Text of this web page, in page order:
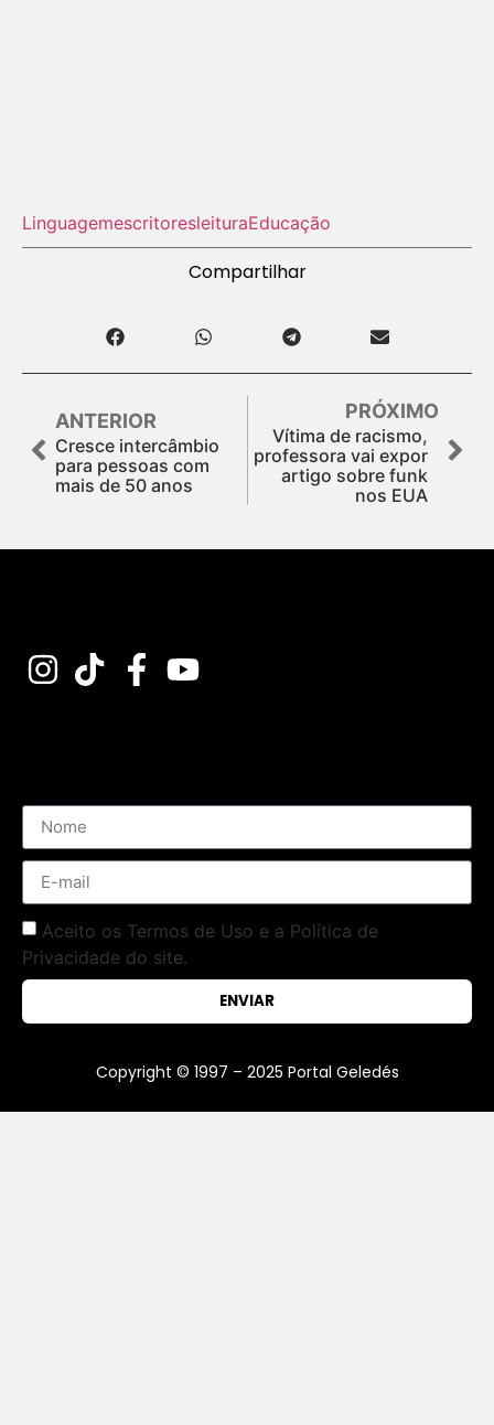
LinguagemescritoresleituraEducação
Compartilhar
ANTERIOR
Cresce intercâmbio
para pessoas com
mais de 50 anos
PRÓXIMO
Vítima de racismo,
professora vai expor
artigo sobre funk
nos EUA
Aceito os Termos de Uso e a Política de
Privacidade do site.
ENVIAR
Copyright © 1997 – 2025 Portal Geledés